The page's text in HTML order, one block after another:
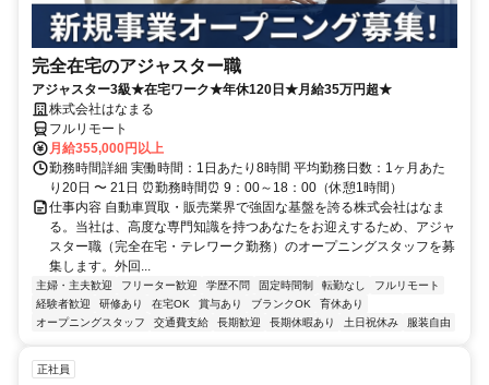
完全在宅のアジャスター職
アジャスター3級★在宅ワーク★年休120日★月給35万円超★
株式会社はなまる
フルリモート
月給355,000円以上
勤務時間詳細 実働時間：1日あたり8時間 平均勤務日数：1ヶ月あた
り20日 〜 21日 ⏰勤務時間⏰ 9：00～18：00（休憩1時間）
仕事内容 自動車買取・販売業界で強固な基盤を誇る株式会社はなま
る。当社は、高度な専門知識を持つあなたをお迎えするため、アジャ
スター職（完全在宅・テレワーク勤務）のオープニングスタッフを募
集します。外回...
主婦・主夫歓迎 フリーター歓迎 学歴不問 固定時間制 転勤なし
フルリモート
経験者歓迎
研修あり 在宅OK 賞与あり ブランクOK
育休あり
オープニングスタッフ
交通費支給 長期歓迎 長期休暇あり 土日祝休み 服装自由
正社員